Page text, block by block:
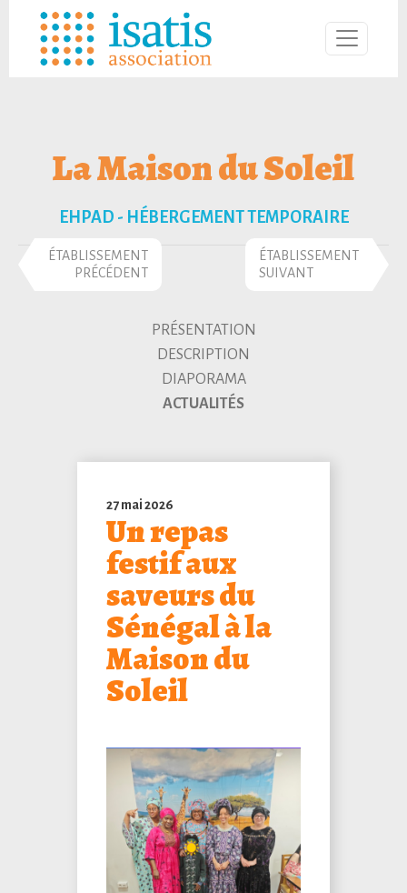
La Maison du Soleil
EHPAD - HÉBERGEMENT TEMPORAIRE
ÉTABLISSEMENT
PRÉCÉDENT
ÉTABLISSEMENT
SUIVANT
PRÉSENTATION
DESCRIPTION
DIAPORAMA
ACTUALITÉS
27 mai 2026
Un repas
festif aux
saveurs du
Sénégal à la
Maison du
Soleil